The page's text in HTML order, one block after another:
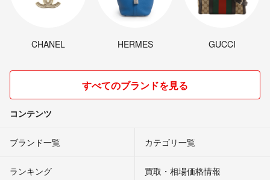
CHANEL HERMES GUCCI
すべてのブランドを見る
コンテンツ
ブランド一覧 カテゴリ一覧
ランキング 買取・相場価格情報